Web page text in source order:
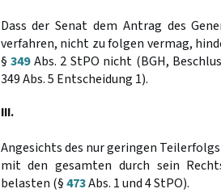
Dass der Senat dem Antrag des
verfahren, nicht zu folgen vermag,
§349Abs. 2 StPO nicht (BGH,
349 Abs. 5 Entscheidung 1).
III.
Angesichts des nur geringen
mit den gesamten durch sein
belasten (§473Abs. 1 und 4 StPO).